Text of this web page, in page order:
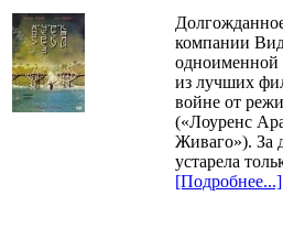
компании
одноименной
из лучших
войне от
(«Лоуренс
Живаго»). За
устарела
[Подробнее...]